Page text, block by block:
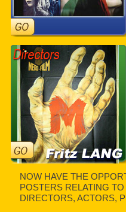
NOW HAVE THE
POSTERS RELATING
DIRECTORS, ACTORS,